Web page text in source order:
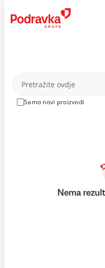
content
Proizvodi
Samo novi proizvodi
Nema